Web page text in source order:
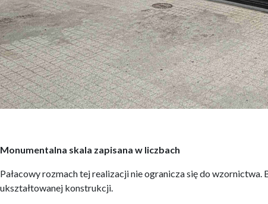
Monumentalna skala zapisana w liczbach
Pałacowy rozmach tej realizacji nie ogranicza się do
ukształtowanej konstrukcji.